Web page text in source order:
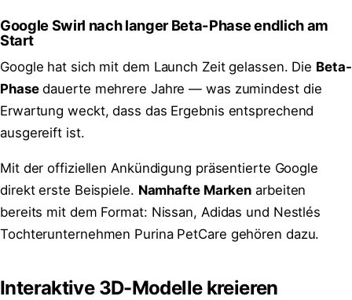
Google Swirl nach langer Beta-Phase endlich am
Start
Google hat sich mit dem Launch Zeit gelassen. Die Beta-
Phasedauerte mehrere Jahre — was zumindest die
Erwartung weckt, dass das Ergebnis entsprechend
ausgereift ist.
Mit der offiziellen Ankündigung präsentierte Google
direkt erste Beispiele. Namhafte Marken arbeiten
bereits mit dem Format: Nissan, Adidas und Nestlés
Tochterunternehmen Purina PetCare gehören dazu.
Interaktive 3D-Modelle kreieren